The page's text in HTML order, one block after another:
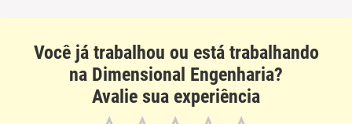
Você já trabalhou ou está trabalhando
na Dimensional Engenharia?
Avalie sua experiência